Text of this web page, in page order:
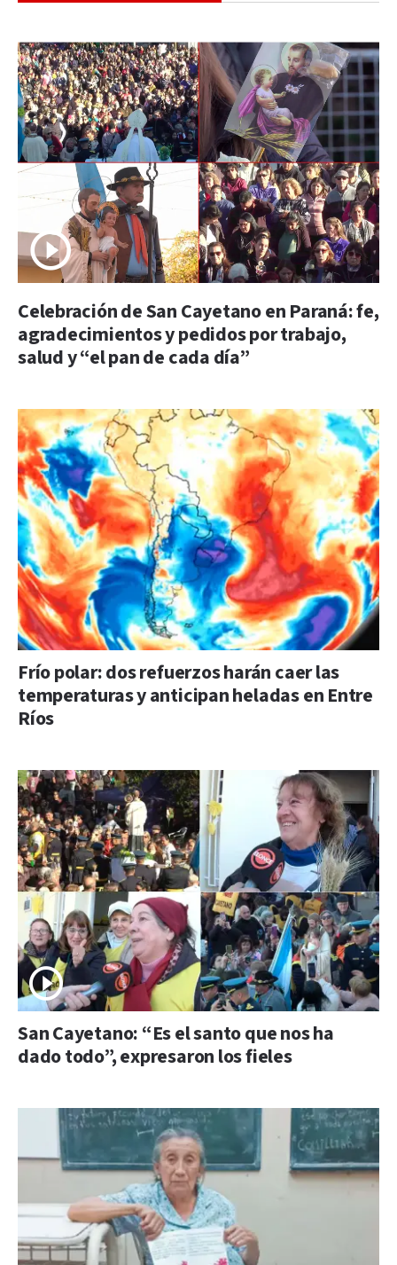
Celebración de San Cayetano en Paraná: fe,
agradecimientos y pedidos por trabajo,
salud y “el pan de cada día”
Frío polar: dos refuerzos harán caer las
temperaturas y anticipan heladas en Entre
Ríos
San Cayetano: “Es el santo que nos ha
dado todo”, expresaron los fieles